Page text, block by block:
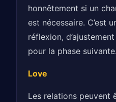
honnêtement si un
est nécessaire. C’est
réflexion,
pour la phase suivante.
Love
Les relations peuvent